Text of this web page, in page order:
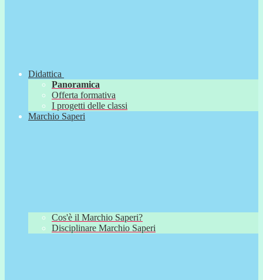
Didattica
Panoramica
Offerta formativa
I progetti delle classi
Marchio Saperi
Cos'è il Marchio Saperi?
Disciplinare Marchio Saperi